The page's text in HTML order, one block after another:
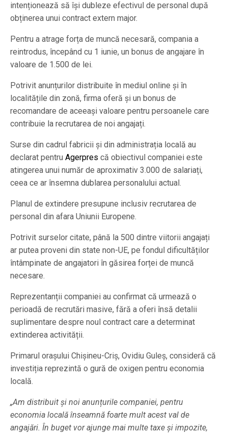
intenționează să își dubleze efectivul de personal după
obținerea unui contract extern major.
Pentru a atrage forța de muncă necesară, compania a
reintrodus, începând cu 1 iunie, un bonus de angajare în
valoare de 1.500 de lei.
Potrivit anunțurilor distribuite în mediul online și în
localitățile din zonă, firma oferă și un bonus de
recomandare de aceeași valoare pentru persoanele care
contribuie la recrutarea de noi angajați.
Surse din cadrul fabricii și din administrația locală au
declarat pentru Agerpres că obiectivul companiei este
atingerea unui număr de aproximativ 3.000 de salariați,
ceea ce ar însemna dublarea personalului actual.
Planul de extindere presupune inclusiv recrutarea de
personal din afara Uniunii Europene.
Potrivit surselor citate, până la 500 dintre viitorii angajați
ar putea proveni din state non-UE, pe fondul dificultăților
întâmpinate de angajatori în găsirea forței de muncă
necesare.
Reprezentanții companiei au confirmat că urmează o
perioadă de recrutări masive, fără a oferi însă detalii
suplimentare despre noul contract care a determinat
extinderea activității.
Primarul orașului Chișineu-Criș, Ovidiu Guleș, consideră că
investiția reprezintă o gură de oxigen pentru economia
locală.
„Am distribuit și noi anunțurile companiei, pentru
economia locală înseamnă foarte mult acest val de
angajări. În buget vor ajunge mai multe taxe și impozite,